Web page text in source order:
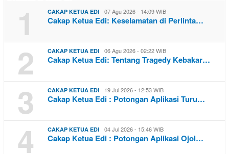
1 CAKAP KETUA EDI 07 Agu 2026 - 14:09 WIB
Cakap Ketua Edi: Keselamatan di Perlinta…
2 CAKAP KETUA EDI 06 Agu 2026 - 02:22 WIB
Cakap Ketua Edi: Tentang Tragedy Kebakar…
3 CAKAP KETUA EDI 19 Jul 2026 - 12:53 WIB
Cakap Ketua Edi : Potongan Aplikasi Turu…
4 CAKAP KETUA EDI 04 Jul 2026 - 15:46 WIB
Cakap Ketua Edi : Potongan Aplikasi Ojol…